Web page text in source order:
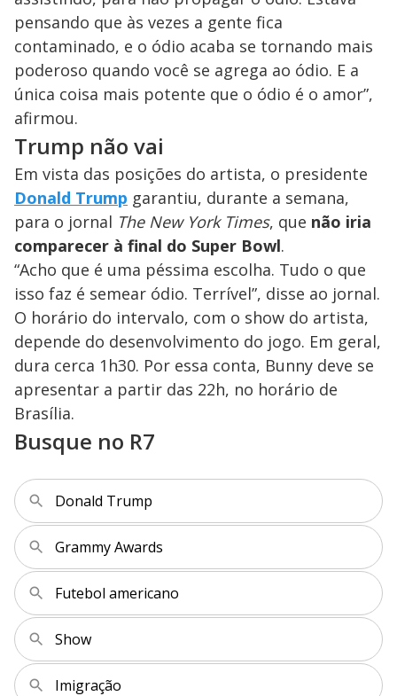
o
pensando que às vezes a gente fica
contaminado, e o ódio acaba se tornando mais
poderoso quando você se agrega ao ódio. E a
única coisa mais potente que o ódio é o amor”,
afirmou.
Trump não vai
Em vista das posições do artista, o presidente
Donald Trump garantiu, durante a semana,
para o jornal The New York Times, que não iria
comparecer à final do Super Bowl.
“Acho que é uma péssima escolha. Tudo o que
isso faz é semear ódio. Terrível”, disse ao jornal.
O horário do intervalo, com o show do artista,
depende do desenvolvimento do jogo. Em geral,
dura cerca 1h30. Por essa conta, Bunny deve se
apresentar a partir das 22h, no horário de
Brasília.
Busque no R7
Donald Trump
Grammy Awards
Futebol americano
Show
Imigração